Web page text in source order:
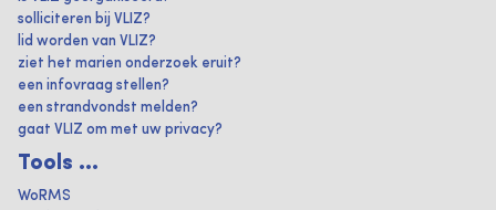
solliciteren bij VLIZ?
lid worden van VLIZ?
ziet het marien onderzoek eruit?
een infovraag stellen?
een strandvondst melden?
gaat VLIZ om met uw privacy?
Tools ...
WoRMS